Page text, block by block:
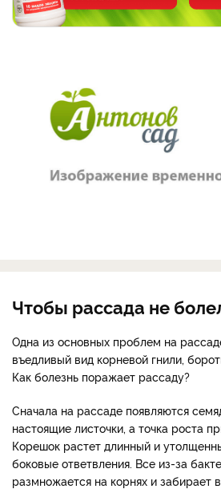
Чтобы рассада не
Одна из основных проблем на
въедливый вид корневой гнили,
Как болезнь поражает рассаду?
Сначала на рассаде появляются
настоящие листочки, а точка роста
Корешок растет длинный и
боковые ответвления. Все из-за
размножается на корнях и забирает